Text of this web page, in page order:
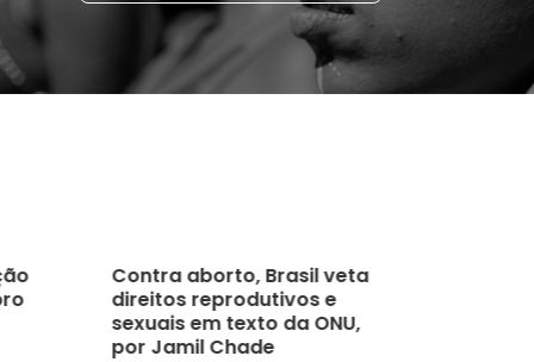
Contra aborto, Brasil veta
direitos reprodutivos e
sexuais em texto da ONU,
por Jamil Chade